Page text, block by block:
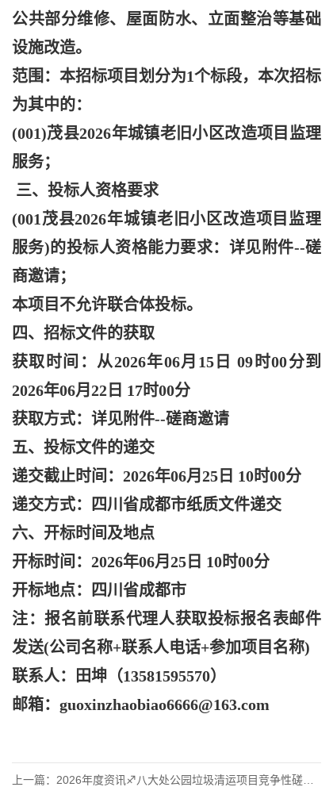
公共部分维修、屋面防水、立面整治等基础
设施改造。
范围：本招标项目划分为1个标段，本次招标
为其中的：
(001)茂县2026年城镇老旧小区改造项目监理
服务；
三、投标人资格要求
(001茂县2026年城镇老旧小区改造项目监理
服务)的投标人资格能力要求：详见附件--磋
商邀请；
本项目不允许联合体投标。
四、招标文件的获取
获取时间：从2026年06月15日 09时00分到
2026年06月22日 17时00分
获取方式：详见附件--磋商邀请
五、投标文件的递交
递交截止时间： 2026年06月25日 10时00分
递交方式：四川省成都市纸质文件递交
六、开标时间及地点
开标时间： 2026年06月25日 10时00分
开标地点：四川省成都市
注：报名前联系代理人获取投标报名表邮件
发送(公司名称+联系人电话+参加项目名称)
联系人：田坤（13581595570）
邮箱： guoxinzhaobiao6666@163.com
上一篇： 2026年度资讯♐八大处公园垃圾清运项目竞争性磋商公告